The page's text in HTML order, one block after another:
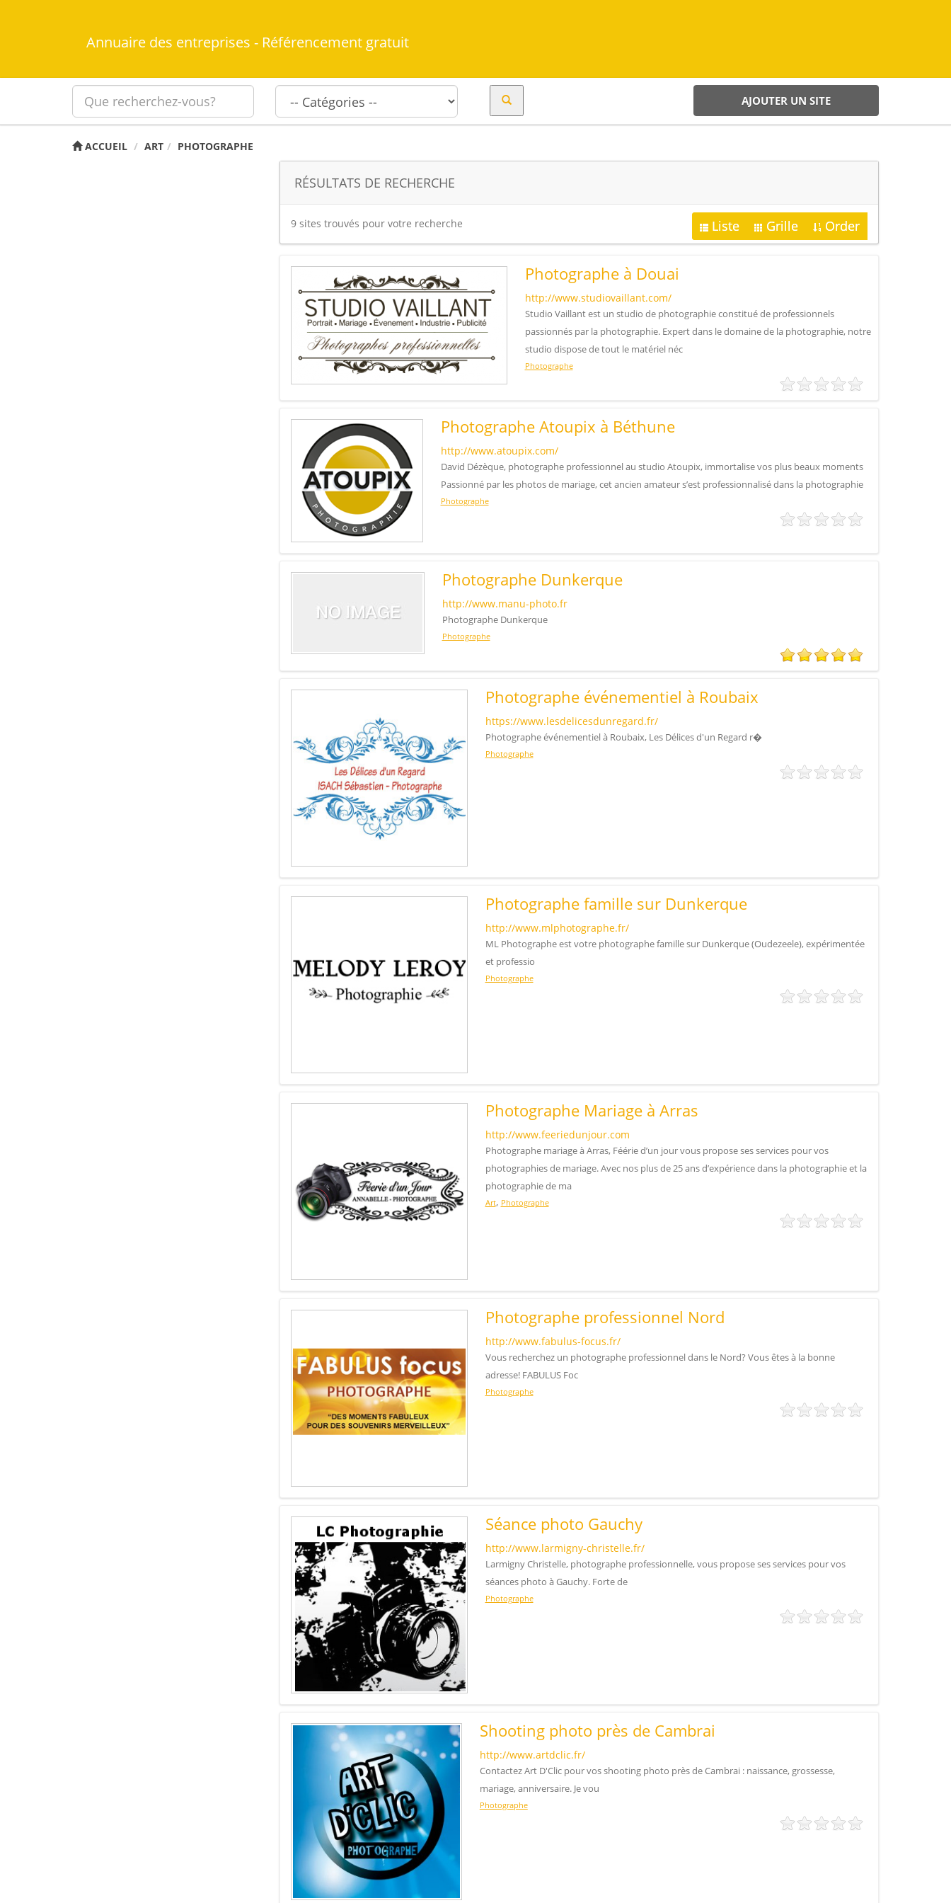
Annuaire des entreprises - Référencement gratuit
AJOUTER UN SITE
ACCUEIL ART PHOTOGRAPHE
RÉSULTATS DE RECHERCHE
9 sites trouvés pour votre recherche Liste Grille Order
Photographe à Douai
http://www.studiovaillant.com/
Studio Vaillant est un studio de photographie constitué de professionnels
passionnés par la photographie. Expert dans le domaine de la photographie, notre
studio dispose de tout le matériel néc
Photographe
Photographe Atoupix à Béthune
http://www.atoupix.com/
David Dézèque, photographe professionnel au studio Atoupix, immortalise vos plus beaux moments
Passionné par les photos de mariage, cet ancien amateur s’est professionnalisé dans la photographie
Photographe
Photographe Dunkerque
http://www.manu-photo.fr
Photographe Dunkerque
Photographe
Photographe événementiel à Roubaix
https://www.lesdelicesdunregard.fr/
Photographe événementiel à Roubaix, Les Délices d'un Regard r�
Photographe
Photographe famille sur Dunkerque
http://www.mlphotographe.fr/
ML Photographe est votre photographe famille sur Dunkerque (Oudezeele), expérimentée
et professio
Photographe
Photographe Mariage à Arras
http://www.feeriedunjour.com
Photographe mariage à Arras, Féérie d’un jour vous propose ses services pour vos
photographies de mariage. Avec nos plus de 25 ans d’expérience dans la photographie et la
photographie de ma
Art, Photographe
Photographe professionnel Nord
http://www.fabulus-focus.fr/
Vous recherchez un photographe professionnel dans le Nord? Vous êtes à la bonne
adresse! FABULUS Foc
Photographe
Séance photo Gauchy
http://www.larmigny-christelle.fr/
Larmigny Christelle, photographe professionnelle, vous propose ses services pour vos
séances photo à Gauchy. Forte de
Photographe
Shooting photo près de Cambrai
http://www.artdclic.fr/
Contactez Art D'Clic pour vos shooting photo près de Cambrai : naissance, grossesse,
mariage, anniversaire. Je vou
Photographe